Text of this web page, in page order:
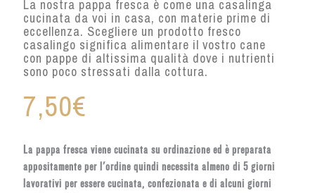
La nostra pappa fresca è come una casalinga
cucinata da voi in casa, con materie prime di
eccellenza. Scegliere un prodotto fresco
casalingo significa alimentare il vostro cane
con pappe di altissima qualità dove i nutrienti
sono poco stressati dalla cottura.
7,50€
La pappa fresca viene cucinata su ordinazione ed è preparata
appositamente per l'ordine quindi necessita almeno di 5 giorni
lavorativi per essere cucinata, confezionata e di alcuni giorni